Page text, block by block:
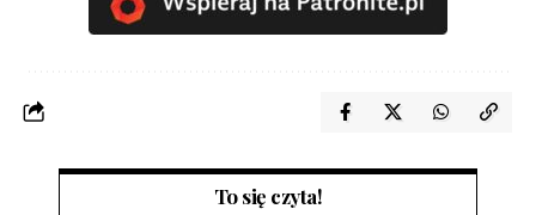
To się czyta!